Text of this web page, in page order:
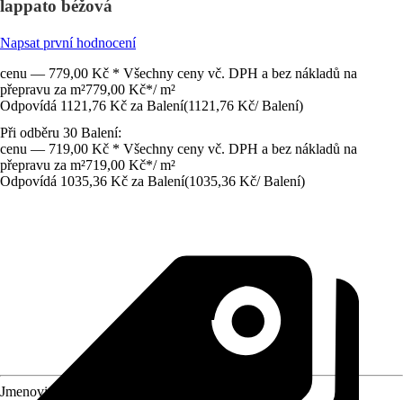
lappato béžová
Napsat první hodnocení
cenu — 779,00 Kč * Všechny ceny vč. DPH a bez nákladů na
přepravu za m²779,00 Kč*/ m²
Odpovídá 1121,76 Kč za Balení(1121,76 Kč/ Balení)
Při odběru 30 Balení:
cenu — 719,00 Kč * Všechny ceny vč. DPH a bez nákladů na
přepravu za m²719,00 Kč*/ m²
Odpovídá 1035,36 Kč za Balení(1035,36 Kč/ Balení)
Jmenovitý rozměr v cm